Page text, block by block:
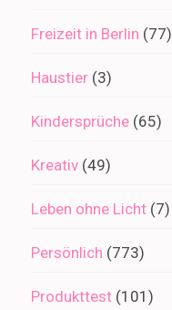
Freizeit in Berlin (77)
Haustier (3)
Kindersprüche (65)
Kreativ (49)
Leben ohne Licht (7)
Persönlich (773)
Produkttest (101)